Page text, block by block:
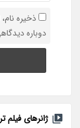
ذخیره
دوباره
ژانرهای فیلم